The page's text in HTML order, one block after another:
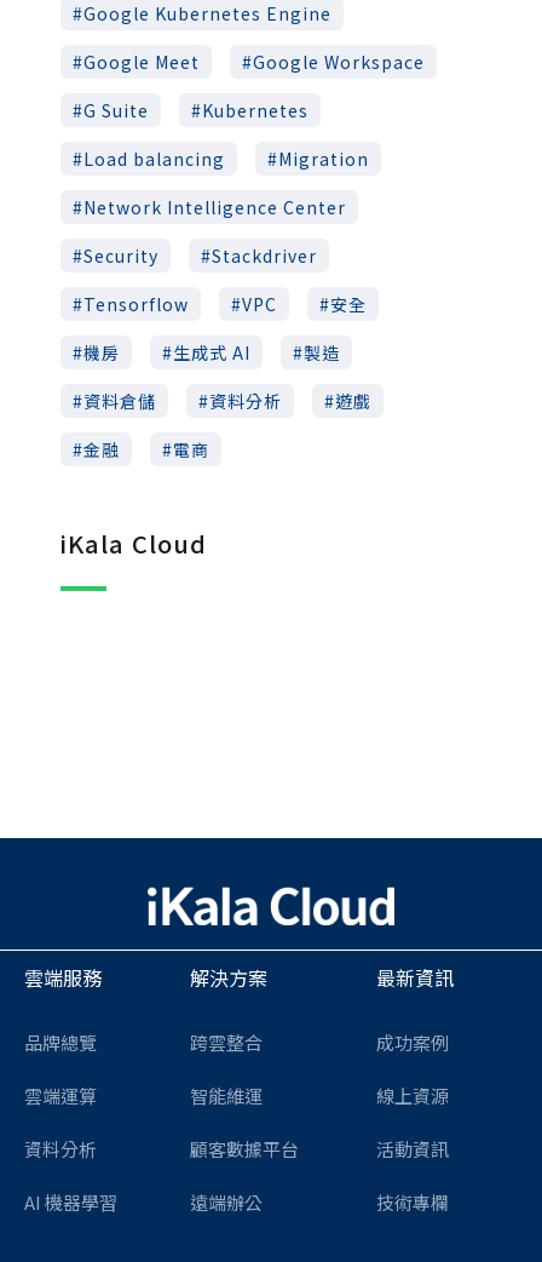
Google Kubernetes Engine
Google Meet
Google Workspace
G Suite
Kubernetes
Load balancing
Migration
Network Intelligence Center
Security
Stackdriver
Tensorflow
VPC
安全
機房
生成式 AI
製造
資料倉儲
資料分析
遊戲
金融
電商
iKala Cloud
雲端服務
品牌總覽
雲端運算
資料分析
AI 機器學習
解決方案
跨雲整合
智能維運
顧客數據平台
遠端辦公
最新資訊
成功案例
線上資源
活動資訊
技術專欄